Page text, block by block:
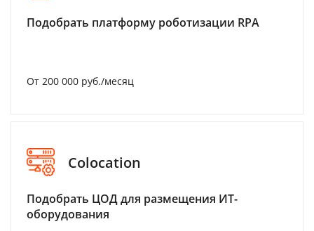
Подобрать платформу роботизации RPA
От 200 000 руб./месяц
Colocation
Подобрать ЦОД для размещения ИТ-
оборудования